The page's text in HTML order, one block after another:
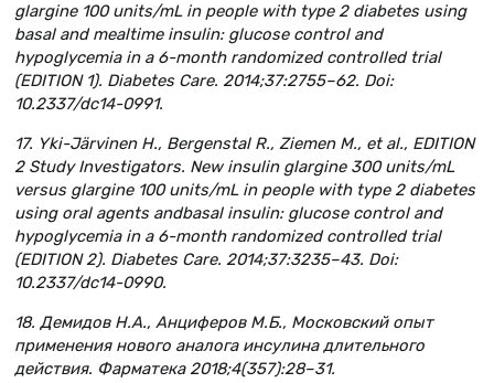
glargine 100 units/mL in people with type 2 diabetes using
basal and mealtime insulin: glucose control and
hypoglycemia in a 6-month randomized controlled trial
(EDITION 1). Diabetes Care. 2014;37:2755–62. Doi:
10.2337/dc14-0991.
17. Yki-Järvinen H., Bergenstal R., Ziemen M., et al., EDITION
2 Study Investigators. New insulin glargine 300 units/mL
versus glargine 100 units/mL in people with type 2 diabetes
using oral agents andbasal insulin: glucose control and
hypoglycemia in a 6-month randomized controlled trial
(EDITION 2). Diabetes Care. 2014;37:3235–43. Doi:
10.2337/dc14-0990.
18. Демидов Н.А., Анциферов М.Б., Московский опыт
применения нового аналога инсулина длительного
действия. Фарматека 2018;4(357):28–31.